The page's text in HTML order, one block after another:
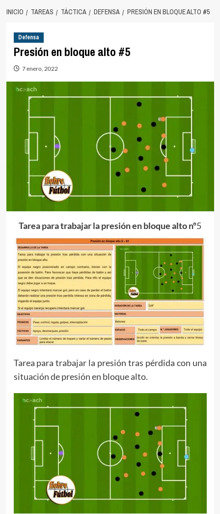
INICIO TAREAS TÁCTICA DEFENSA PRESIÓN EN BLOQUE ALTO #5
Defensa
Presión en bloque alto #5
7 enero, 2022
Tarea para trabajar la presión en bloque alto nº5
Tarea para trabajar la presión tras pérdida con una
situación de presión en bloque alto.